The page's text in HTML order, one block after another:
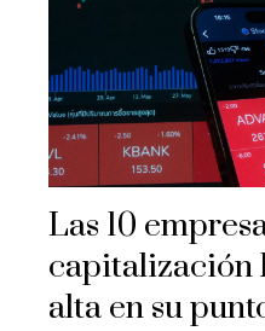
Las 10
capitalización
alta en su